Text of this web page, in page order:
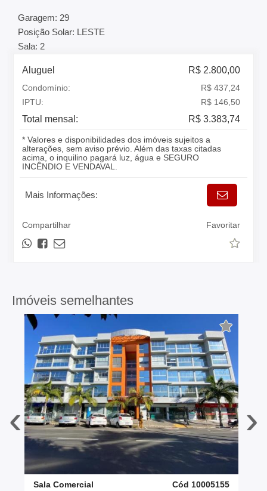
Garagem: 29
Posição Solar: LESTE
Sala: 2
Aluguel R$ 2.800,00
Condomínio:
R$ 437,24
IPTU:
R$ 146,50
Total mensal: R$ 3.383,74
* Valores e disponibilidades dos imóveis sujeitos a
alterações, sem aviso prévio. Além das taxas citadas
acima, o inquilino pagará luz, água e SEGURO
INCÊNDIO E VENDAVAL.
Mais Informações:
Compartilhar Favoritar
Imóveis semelhantes
‹
Sala Comercial
Cód 10005155
›